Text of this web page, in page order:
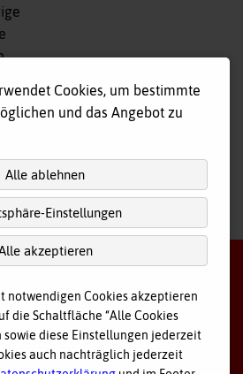
oben
Kreuz - Kreisverband Ostallgäu
Datenschutz
Cookies, um bestimmte
und das Angebot zu
Alle ablehnen
Einstellungen
akzeptieren
notwendigen Cookies akzeptieren
die Schaltfläche “Alle Cookies
sowie diese Einstellungen jederzeit
auch nachträglich jederzeit